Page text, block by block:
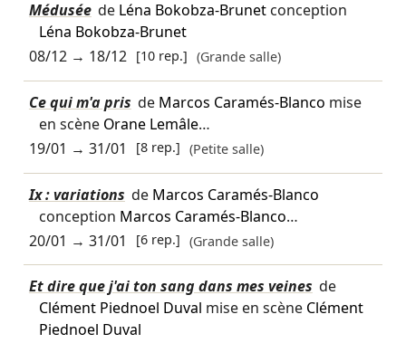
Médusée de Léna Bokobza-Brunetconception
Léna Bokobza-Brunet
08/12→ 18/12 [10 rep.] (Grande salle)
Ce qui m'a pris de Marcos Caramés-Blanco mise
en scène Orane Lemâle…
19/01 → 31/01 [8 rep.] (Petite salle)
Ix : variations de Marcos Caramés-Blanco
conception Marcos Caramés-Blanco…
20/01 → 31/01 [6 rep.] (Grande salle)
Et dire que j'ai ton sang dans mes veines de
Clément Piednoel Duval mise en scène Clément
Piednoel Duval